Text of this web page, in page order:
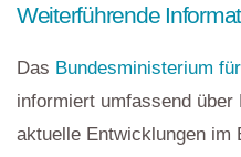
Weiterführende
Das Bundesministerium
informiert umfassend
aktuelle Entwicklungen im